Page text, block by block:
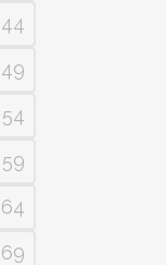
44
49
54
59
64
69